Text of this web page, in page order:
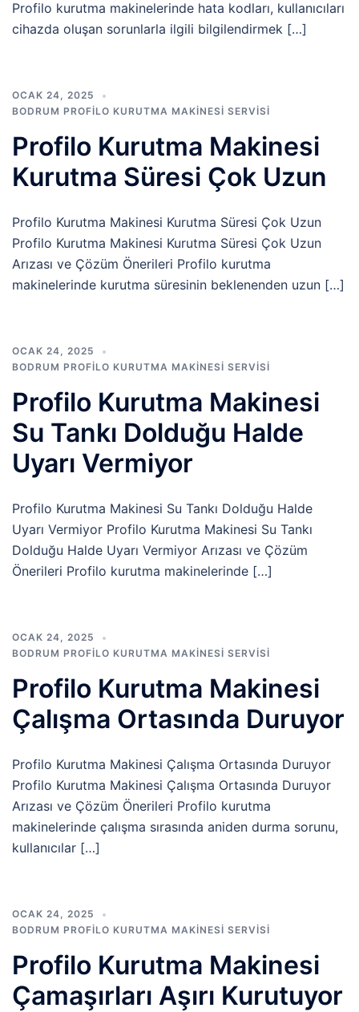
Profilo kurutma makinelerinde hata kodları, kullanıcıları
cihazda oluşan sorunlarla ilgili bilgilendirmek […]
OCAK 24, 2025
BODRUM PROFILO KURUTMA MAKINESI SERVISI
Profilo Kurutma Makinesi
Kurutma Süresi Çok Uzun
Profilo Kurutma Makinesi Kurutma Süresi Çok Uzun
Profilo Kurutma Makinesi Kurutma Süresi Çok Uzun
Arızası ve Çözüm Önerileri Profilo kurutma
makinelerinde kurutma süresinin beklenenden uzun […]
OCAK 24, 2025
BODRUM PROFILO KURUTMA MAKINESI SERVISI
Profilo Kurutma Makinesi
Su Tankı Dolduğu Halde
Uyarı Vermiyor
Profilo Kurutma Makinesi Su Tankı Dolduğu Halde
Uyarı Vermiyor Profilo Kurutma Makinesi Su Tankı
Dolduğu Halde Uyarı Vermiyor Arızası ve Çözüm
Önerileri Profilo kurutma makinelerinde […]
OCAK 24, 2025
BODRUM PROFILO KURUTMA MAKINESI SERVISI
Profilo Kurutma Makinesi
Çalışma Ortasında Duruyor
Profilo Kurutma Makinesi Çalışma Ortasında Duruyor
Profilo Kurutma Makinesi Çalışma Ortasında Duruyor
Arızası ve Çözüm Önerileri Profilo kurutma
makinelerinde çalışma sırasında aniden durma sorunu,
kullanıcılar […]
OCAK 24, 2025
BODRUM PROFILO KURUTMA MAKINESI SERVISI
Profilo Kurutma Makinesi
Çamaşırları Aşırı Kurutuyor